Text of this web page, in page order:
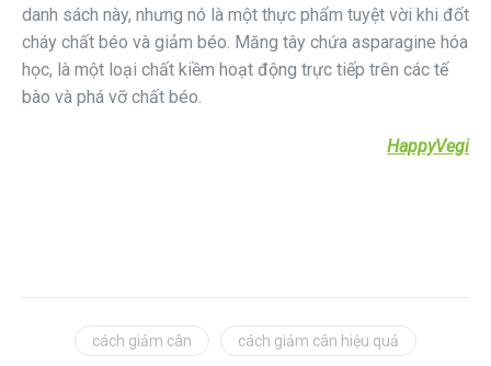
danh sách này, nhưng nó là một thực phẩm tuyệt vời khi đốt
cháy chất béo và giảm béo. Măng tây chứa asparagine hóa
học, là một loại chất kiềm hoạt động trực tiếp trên các tế
bào và phá vỡ chất béo.
HappyVegi
cách giảm cân cách giảm cân hiệu quả